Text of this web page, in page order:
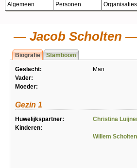
Algemeen Personen Organisaties
Jacob Scholten
Biografie Stamboom
Geslacht:
Man
Vader:
Moeder:
Gezin 1
Huwelijkspartner:
Christina
Kinderen:
Willem Scholten